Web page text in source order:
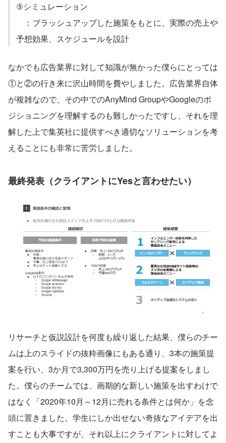
⑤シミュレーション
：ブラッシュアップした施策をもとに、実際の売上や
予想効果、スケジュールを設計
なかでも広告業界に対して知識が無かった僕らにとっては
①と②の行き来に沢山時間を費やしました。広告業界自体
が複雑なので、その中でのAnyMind GroupやGoogleのポ
ジショニングを理解するのも難しかったですし、それを理
解した上で集英社に提供すべき適切なソリューションを考
えることにも非常に苦労しました。
最終発表（クライアントにYesと言わせたい）
リサーチと仮説設計を何度も繰り返した結果、僕らのチー
ムは上のスライドの抜粋画像にもある通り、3本の施策提
案を行い、3か月で3,300万円を売り上げる提案をしまし
た。僕らのチームでは、画期的な新しい施策を出すわけで
はなく「2020年10月～12月に売れる条件とは何か」を念
頭に置きました。学生にしか出せない奇抜なアイデアを出
すことも大事ですが、それ以上にクライアントに対してよ